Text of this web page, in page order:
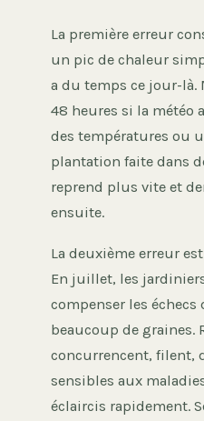
La première erreur
un pic de chaleur
a du temps ce jour-là.
48 heures si la météo
des températures ou
plantation faite dans
reprend plus vite et
ensuite.
La deuxième erreur
En juillet, les
compenser les échecs
beaucoup de graines.
concurrencent, filent,
sensibles aux
éclaircis rapidement.